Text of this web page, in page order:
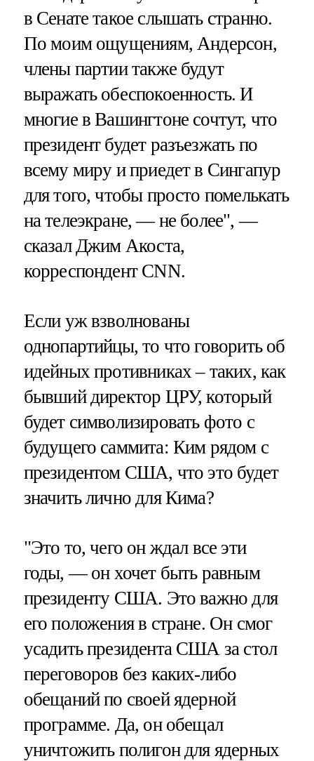
в Сенате такое слышать странно.
По моим ощущениям, Андерсон,
члены партии также будут
выражать обеспокоенность. И
многие в Вашингтоне сочтут, что
президент будет разъезжать по
всему миру и приедет в Сингапур
для того, чтобы просто помелькать
на телеэкране, — не более", —
сказал Джим Акоста,
корреспондент СNN.
Если уж взволнованы
однопартийцы, то что говорить об
идейных противниках – таких, как
бывший директор ЦРУ, который
будет символизировать фото с
будущего саммита: Ким рядом с
президентом США, что это будет
значить лично для Кима?
"Это то, чего он ждал все эти
годы, — он хочет быть равным
президенту США. Это важно для
его положения в стране. Он смог
усадить президента США за стол
переговоров без каких-либо
обещаний по своей ядерной
программе. Да, он обещал
уничтожить полигон для ядерных